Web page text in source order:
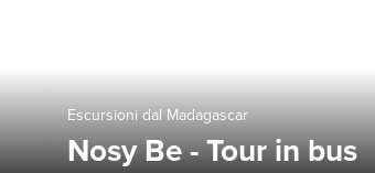
Escursioni dal Madagascar
Nosy Be - Tour in bus